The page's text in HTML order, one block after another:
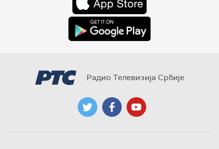
Радио Телевизија Србије